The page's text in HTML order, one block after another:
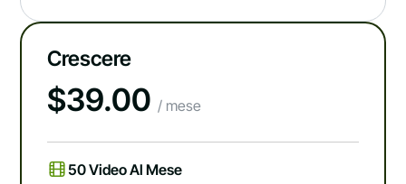
Crescere
$39.00 / mese
50 Video Al Mese